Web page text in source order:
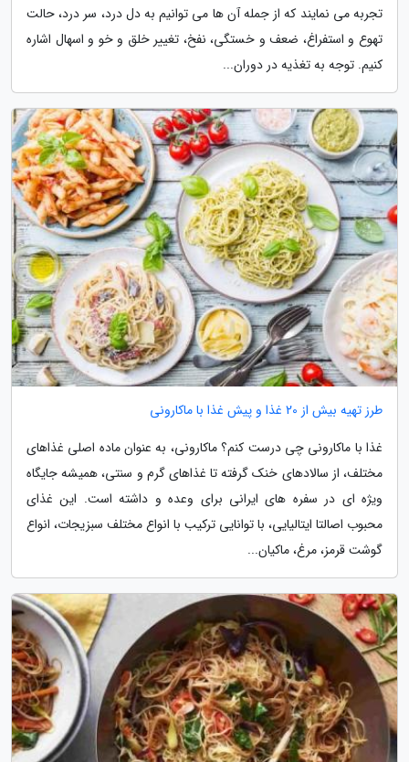
تجربه می نمایند که از جمله آن ها می توانیم به دل درد، سر درد، حالت
تهوع و استفراغ، ضعف و خستگی، نفخ، تغییر خلق و خو و اسهال اشاره
کنیم. توجه به تغذیه در دوران...
طرز تهیه بیش از 20 غذا و پیش غذا با ماکارونی
غذا با ماکارونی چی درست کنم؟ ماکارونی، به عنوان ماده اصلی غذاهای
مختلف، از سالادهای خنک گرفته تا غذاهای گرم و سنتی، همیشه جایگاه
ویژه ای در سفره های ایرانی برای وعده و داشته است. این غذای
محبوب اصالتا ایتالیایی، با توانایی ترکیب با انواع مختلف سبزیجات، انواع
گوشت قرمز، مرغ، ماکیان...